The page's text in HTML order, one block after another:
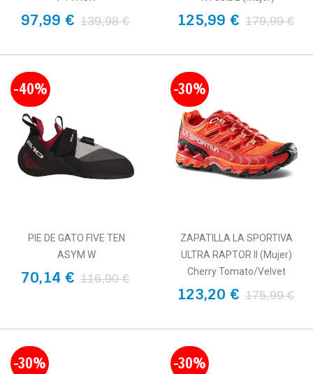
97,99 € 139,98 € 125,99 € 179,99 €
-40%
PIE DE GATO FIVE TEN
ASYM W
70,14 € 116,90 €
-30%
ZAPATILLA LA SPORTIVA
ULTRA RAPTOR II (Mujer)
Cherry Tomato/Velvet
123,20 € 175,99 €
-30% -30%